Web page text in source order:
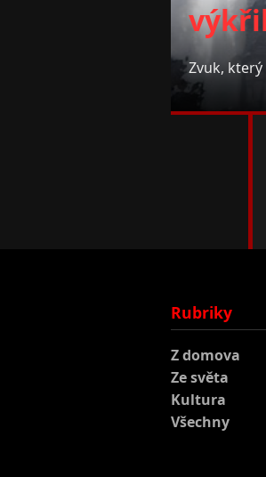
Zvuk,
Rubriky
Z domova
Ze světa
Kultura
Všechny